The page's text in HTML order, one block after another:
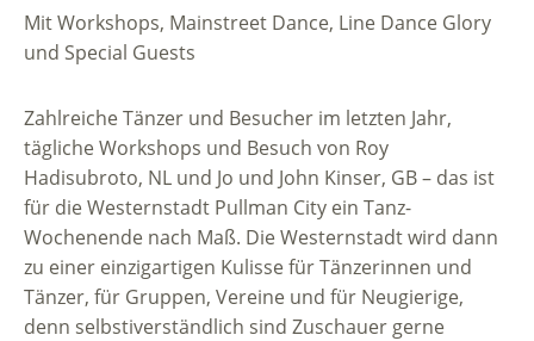
Mit Workshops, Mainstreet Dance, Line Dance Glory
und Special Guests
Zahlreiche Tänzer und Besucher im letzten Jahr,
tägliche Workshops und Besuch von Roy
Hadisubroto, NL und Jo und John Kinser, GB – das ist
für die Westernstadt Pullman City ein Tanz-
Wochenende nach Maß. Die Westernstadt wird dann
zu einer einzigartigen Kulisse für Tänzerinnen und
Tänzer, für Gruppen, Vereine und für Neugierige,
denn selbstiverständlich sind Zuschauer gerne